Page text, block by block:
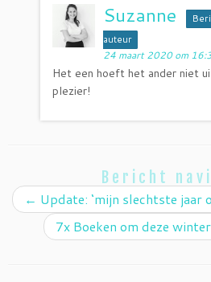
Suzanne
auteur
24 maart 2020 om
Het een hoeft het ander niet
plezier!
Bericht
← Update: ‘mijn slechtste jaar
7x Boeken om deze